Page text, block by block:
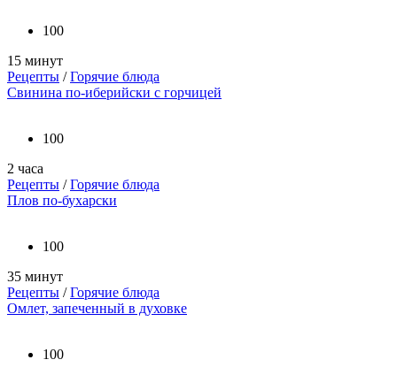
100
15 минут
Рецепты /Горячие блюда
Свинина по-иберийски с горчицей
100
2 часа
Рецепты /Горячие блюда
Плов по-бухарски
100
35 минут
Рецепты /Горячие блюда
Омлет, запеченный в духовке
100